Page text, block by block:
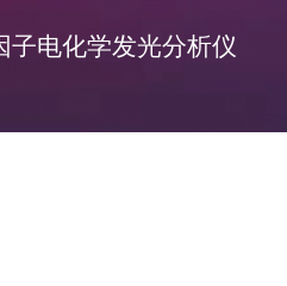
子电化学发光分析仪